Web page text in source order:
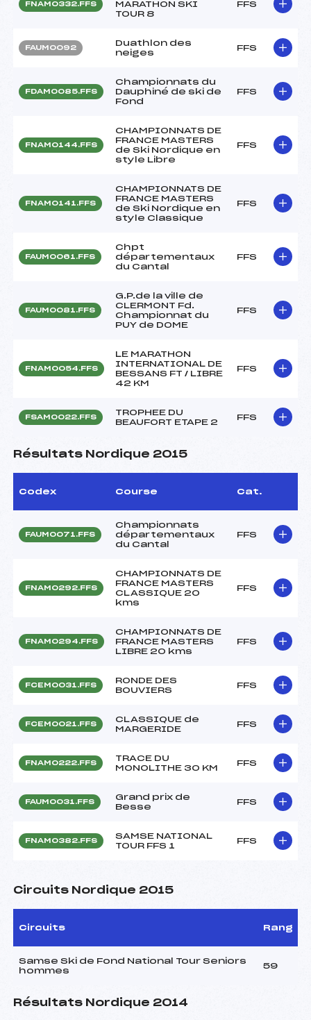
FNAM0332.FFS
MARATHON SKI
TOUR 8
FFS
FAUM0092
Duathlon des
neiges
FFS
FDAM0085.FFS
Championnats du
Dauphiné de ski de
Fond
FFS
FNAM0144.FFS
CHAMPIONNATS DE
FRANCE MASTERS
de Ski Nordique en
style Libre
FFS
FNAM0141.FFS
CHAMPIONNATS DE
FRANCE MASTERS
de Ski Nordique en
style Classique
FFS
FAUM0061.FFS
Chpt
départementaux
du Cantal
FFS
FAUM0081.FFS
G.P.de la ville de
CLERMONT Fd.
Championnat du
PUY de DOME
FFS
FNAM0054.FFS
LE MARATHON
INTERNATIONAL DE
BESSANS FT / LIBRE
42 KM
FFS
FSAM0022.FFS
TROPHEE DU
BEAUFORT ETAPE 2
FFS
Résultats Nordique 2015
Codex Course Cat.
FAUM0071.FFS
Championnats
départementaux
du Cantal
FFS
FNAM0292.FFS
CHAMPIONNATS DE
FRANCE MASTERS
CLASSIQUE 20
kms
FFS
FNAM0294.FFS
CHAMPIONNATS DE
FRANCE MASTERS
LIBRE 20 kms
FFS
FCEM0031.FFS
RONDE DES
BOUVIERS
FFS
FCEM0021.FFS
CLASSIQUE de
MARGERIDE
FFS
FNAM0222.FFS
TRACE DU
MONOLITHE 30 KM
FFS
FAUM0031.FFS
Grand prix de
Besse
FFS
FNAM0382.FFS
SAMSE NATIONAL
TOUR FFS 1
FFS
Circuits Nordique 2015
Circuits Rang
Samse Ski de Fond National Tour Seniors
hommes
59
Résultats Nordique 2014